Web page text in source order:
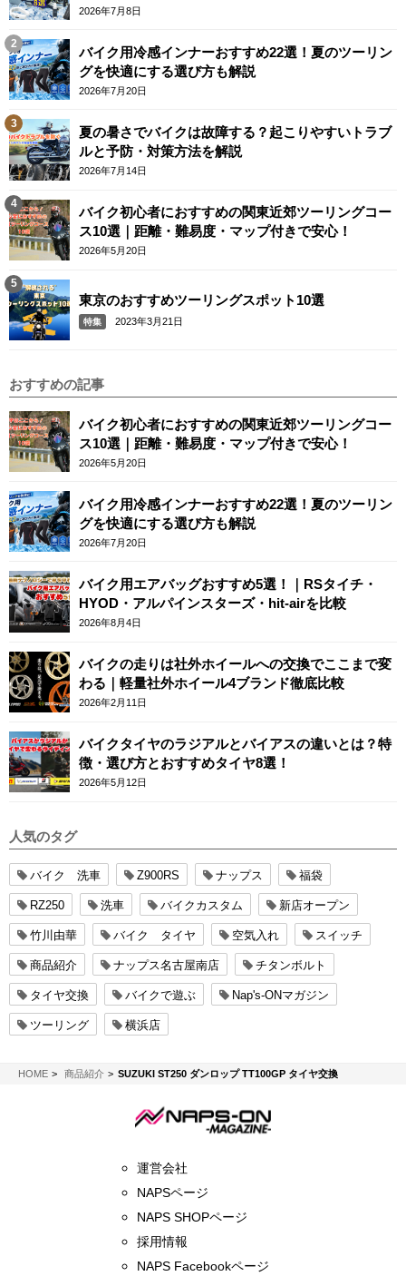
テム
2026年7月8日
バイク用冷感インナーおすすめ22選！夏のツーリン
グを快適にする選び方も解説
2026年7月20日
夏の暑さでバイクは故障する？起こりやすいトラブ
ルと予防・対策方法を解説
2026年7月14日
バイク初心者におすすめの関東近郊ツーリングコー
ス10選｜距離・難易度・マップ付きで安心！
2026年5月20日
東京のおすすめツーリングスポット10選
特集 2023年3月21日
おすすめの記事
バイク初心者におすすめの関東近郊ツーリングコー
ス10選｜距離・難易度・マップ付きで安心！
2026年5月20日
バイク用冷感インナーおすすめ22選！夏のツーリン
グを快適にする選び方も解説
2026年7月20日
バイク用エアバッグおすすめ5選！｜RSタイチ・
HYOD・アルパインスターズ・hit-airを比較
2026年8月4日
バイクの走りは社外ホイールへの交換でここまで変
わる｜軽量社外ホイール4ブランド徹底比較
2026年2月11日
バイクタイヤのラジアルとバイアスの違いとは？特
徴・選び方とおすすめタイヤ8選！
2026年5月12日
人気のタグ
バイク 洗車 Z900RS ナップス 福袋
RZ250 洗車 バイクカスタム 新店オープン
竹川由華 バイク タイヤ 空気入れ スイッチ
商品紹介 ナップス名古屋南店 チタンボルト
タイヤ交換 バイクで遊ぶ Nap's-ONマガジン
ツーリング 横浜店
HOMENAPS-ON マガジン
商品紹介 SUZUKI ST250 ダンロップ TT100GP タイヤ交換
運営会社
NAPSページ
NAPS SHOPページ
採用情報
NAPS Facebookページ